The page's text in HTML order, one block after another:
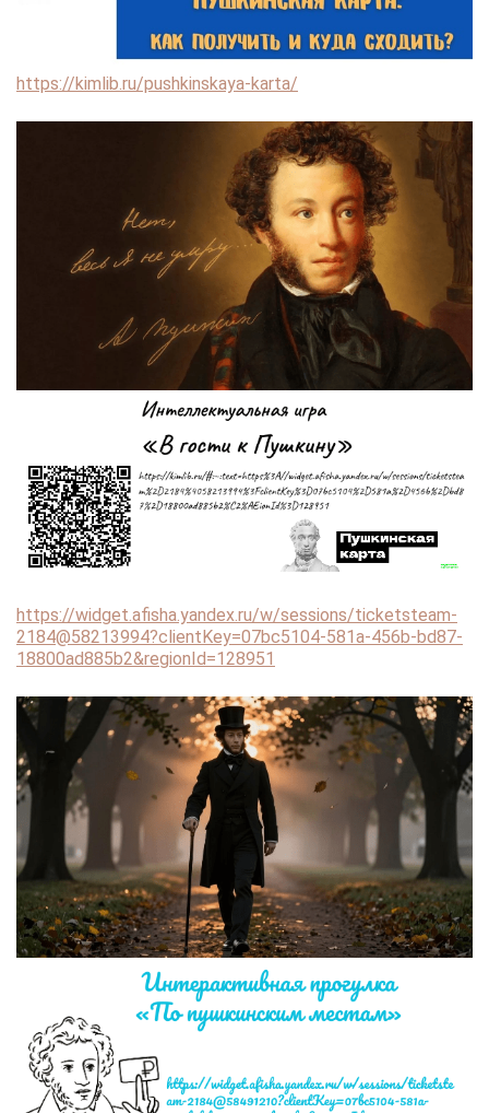
https://kimlib.ru/pushkinskaya-karta/
https://widget.afisha.yandex.ru/w/sessions/ticketsteam-
2184@58213994?clientKey=07bc5104-581a-456b-bd87-
18800ad885b2&regionId=128951